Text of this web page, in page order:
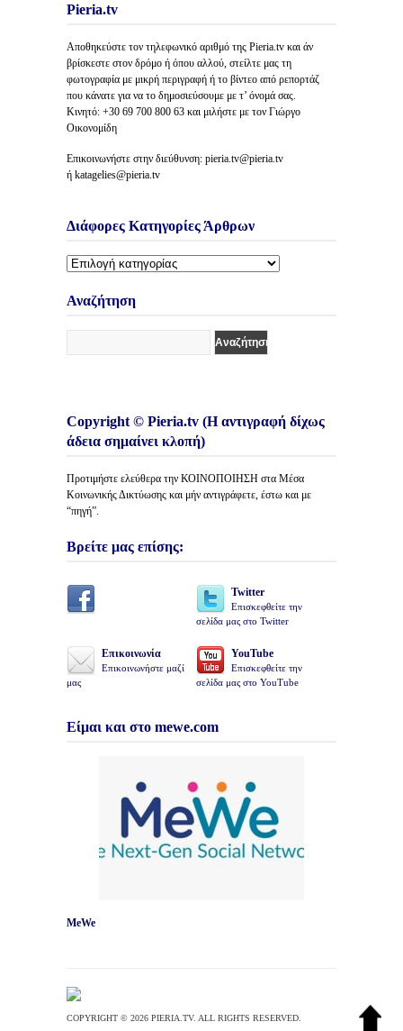
Pieria.tv
Αποθηκεύστε τον τηλεφωνικό αριθμό της Pieria.tv και άν
βρίσκεστε στον δρόμο ή όπου αλλού, στείλτε μας τη
φωτογραφία με μικρή περιγραφή ή το βίντεο από ρεπορτάζ
που κάνατε για να το δημοσιεύσουμε με τ’ όνομά σας.
Κινητό: +30 69 700 800 63 και μιλήστε με τον Γιώργο
Οικονομίδη
Επικοινωνήστε στην διεύθυνση: pieria.tv@pieria.tv
ή katagelies@pieria.tv
Διάφορες Κατηγορίες Άρθρων
Διάφορες
Άρθρων
Αναζήτηση
Copyright © Pieria.tv (Η αντιγραφή δίχως
άδεια σημαίνει κλοπή)
Προτιμήστε ελεύθερα την ΚΟΙΝΟΠΟΙΗΣΗ στα Μέσα
Κοινωνικής Δικτύωσης και μήν αντιγράφετε, έστω και με
“πηγή”.
Βρείτε μας επίσης:
Twitter
Επισκεφθείτε την
σελίδα μας στο Twitter
Επικοινωνία
Επικοινωνήστε μαζί
μας
YouTube
Επισκεφθείτε την
σελίδα μας στο YouTube
Είμαι και στο mewe.com
MeWe
COPYRIGHT © 2026 PIERIA.TV. ALL RIGHTS RESERVED.